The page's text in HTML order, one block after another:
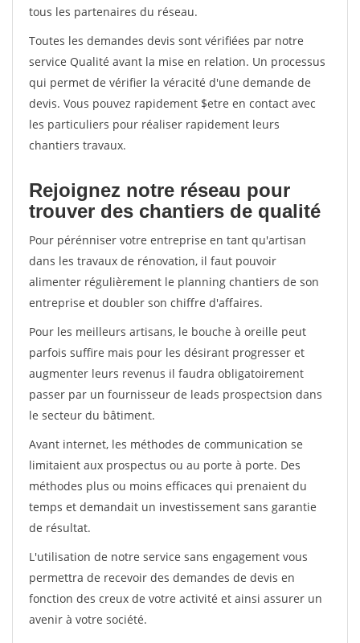
tous les partenaires du réseau.
Toutes les demandes devis sont vérifiées par notre
service Qualité avant la mise en relation. Un processus
qui permet de vérifier la véracité d'une demande de
devis. Vous pouvez rapidement $etre en contact avec
les particuliers pour réaliser rapidement leurs
chantiers travaux.
Rejoignez notre réseau pour
trouver des chantiers de qualité
Pour pérénniser votre entreprise en tant qu'artisan
dans les travaux de rénovation, il faut pouvoir
alimenter régulièrement le planning chantiers de son
entreprise et doubler son chiffre d'affaires.
Pour les meilleurs artisans, le bouche à oreille peut
parfois suffire mais pour les désirant progresser et
augmenter leurs revenus il faudra obligatoirement
passer par un fournisseur de leads prospectsion dans
le secteur du bâtiment.
Avant internet, les méthodes de communication se
limitaient aux prospectus ou au porte à porte. Des
méthodes plus ou moins efficaces qui prenaient du
temps et demandait un investissement sans garantie
de résultat.
L'utilisation de notre service sans engagement vous
permettra de recevoir des demandes de devis en
fonction des creux de votre activité et ainsi assurer un
avenir à votre société.